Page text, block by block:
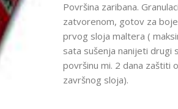
Površina zaribana.
zatvorenom, gotov za
prvog sloja maltera (
sata sušenja nanijeti drugi
površinu mi. 2 dana zaštiti
završnog sloja).